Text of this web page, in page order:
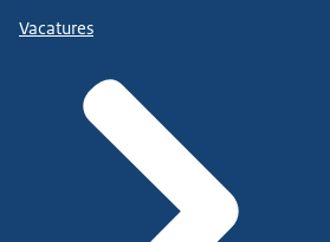
Vacatures